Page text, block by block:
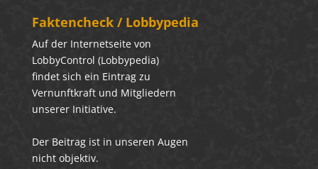
Fakten­check / Lobbypedia
Auf der Internetseite von
LobbyControl (Lobbypedia)
findet sich ein Eintrag zu
Vernunftkraft und Mitgliedern
unserer Initiative.
Der Beitrag ist in unseren Augen
nicht objektiv.